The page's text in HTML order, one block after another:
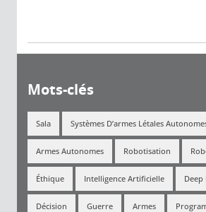
Mots-clés
Sala Systèmes D’armes Létales
Armes Autonomes Robotisation
Éthique Intelligence Artificielle
Décision Guerre Armes